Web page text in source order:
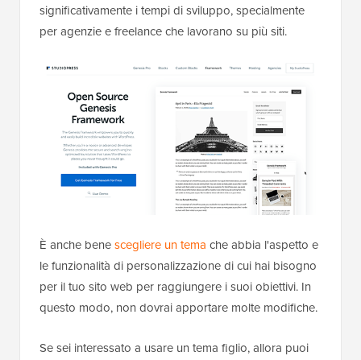
significativamente i tempi di sviluppo, specialmente
per agenzie e freelance che lavorano su più siti.
È anche benescegliere un tema che abbia l'aspetto e
le funzionalità di personalizzazione di cui hai bisogno
per il tuo sito web per raggiungere i suoi obiettivi. In
questo modo, non dovrai apportare molte modifiche.
Se sei interessato a usare un tema figlio, allora puoi